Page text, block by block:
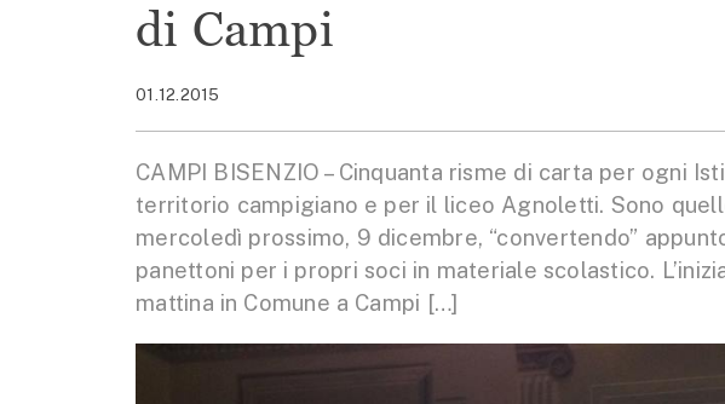
di Campi
01.12.2015
CAMPI BISENZIO – Cinquanta risme di carta per ogni
territorio campigiano e per il liceo Agnoletti. Sono
mercoledì prossimo, 9 dicembre, “convertendo”
panettoni per i propri soci in materiale scolastico.
mattina in Comune a Campi […]